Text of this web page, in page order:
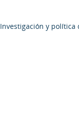
Investigación y política